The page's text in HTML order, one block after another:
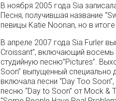
В ноября 2005 года Sia
Песня, получившая название
певицы Katie Noonan, но в
В апреле 2007 года Sia Furler
Croissant”, включающий
студийную песню”Pictures”.
Soon” выпущенный специально
включала песни “Day Too
песню “Day to Soon” от Mock &